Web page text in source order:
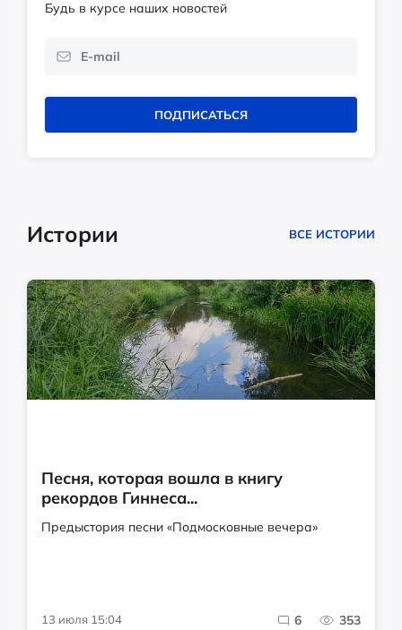
Будь в курсе наших новостей
ПОДПИСАТЬСЯ
Истории ВСЕ ИСТОРИИ
Песня, которая вошла в книгу
рекордов Гиннеса...
Предыстория песни «Подмосковные вечера»
13 июля 15:04 6 353